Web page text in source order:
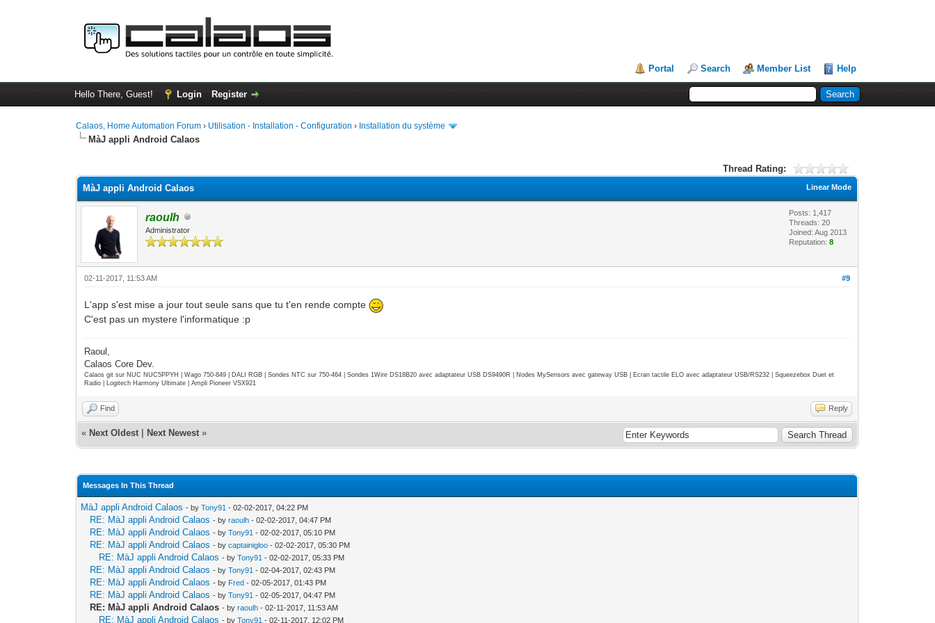
Portal Search Member List Help
Hello There, Guest! Login Register
Calaos, Home Automation Forum › Utilisation - Installation - Configuration › Installation du système
MàJ appli Android Calaos
Thread Rating:
Linear Mode
MàJ appli Android Calaos
raoulh
Administrator
Posts: 1,417
Threads: 20
Joined: Aug 2013
Reputation:8
#9
02-11-2017, 11:53 AM
L'app s'est mise a jour tout seule sans que tu t'en rende compte
C'est pas un mystere l'informatique :p
Raoul,
Calaos Core Dev.
Calaos git sur NUC NUC5PPYH | Wago 750-849 | DALI RGB | Sondes NTC sur 750-464 | Sondes 1Wire DS18B20 avec adaptateur USB DS9490R | Nodes MySensors avec gateway USB | Ecran tactile ELO avec adaptateur USB/RS232 | Squeezebox Duet et
Radio | Logitech Harmony Ultimate | Ampli Pioneer VSX921
Find Reply
« Next Oldest Next Newest »
Messages In This Thread
MàJ appli Android Calaos - byTony91 - 02-02-2017, 04:22 PM
RE: MàJ appli Android Calaos - byraoulh - 02-02-2017, 04:47 PM
RE: MàJ appli Android Calaos - byTony91 - 02-02-2017, 05:10 PM
RE: MàJ appli Android Calaos - bycaptainigloo - 02-02-2017, 05:30 PM
RE: MàJ appli Android Calaos - byTony91 - 02-02-2017, 05:33 PM
RE: MàJ appli Android Calaos - byTony91 - 02-04-2017, 02:43 PM
RE: MàJ appli Android Calaos - by Fred - 02-05-2017, 01:43 PM
RE: MàJ appli Android Calaos - byTony91 - 02-05-2017, 04:47 PM
RE: MàJ appli Android Calaos - byraoulh - 02-11-2017, 11:53 AM
RE: MàJ appli Android Calaos - byTony91 - 02-11-2017, 12:02 PM